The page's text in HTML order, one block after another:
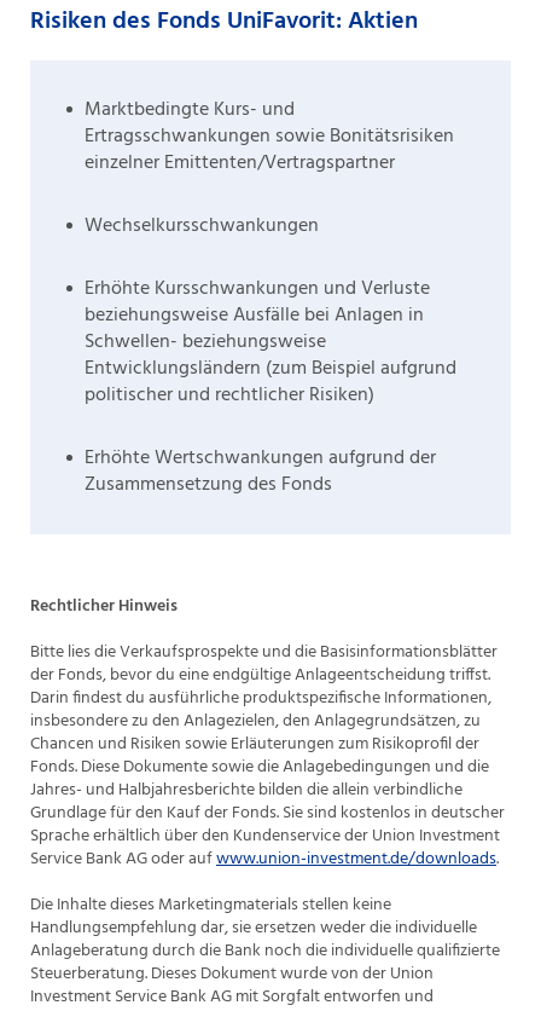
Risiken des Fonds UniFavorit: Aktien
Marktbedingte Kurs- und
Ertragsschwankungen sowie Bonitätsrisiken
einzelner Emittenten/Vertragspartner
Wechselkursschwankungen
Erhöhte Kursschwankungen und Verluste
beziehungsweise Ausfälle bei Anlagen in
Schwellen- beziehungsweise
Entwicklungsländern (zum Beispiel aufgrund
politischer und rechtlicher Risiken)
Erhöhte Wertschwankungen aufgrund der
Zusammensetzung des Fonds
Rechtlicher Hinweis
Bitte lies die Verkaufsprospekte und die Basisinformationsblätter
der Fonds, bevor du eine endgültige Anlageentscheidung triffst.
Darin findest du ausführliche produktspezifische Informationen,
insbesondere zu den Anlagezielen, den Anlagegrundsätzen, zu
Chancen und Risiken sowie Erläuterungen zum Risikoprofil der
Fonds. Diese Dokumente sowie die Anlagebedingungen und die
Jahres- und Halbjahresberichte bilden die allein verbindliche
Grundlage für den Kauf der Fonds. Sie sind kostenlos in deutscher
Sprache erhältlich über den Kundenservice der Union Investment
Service Bank AG oder aufwww.union-investment.de/downloads.
Die Inhalte dieses Marketingmaterials stellen keine
Handlungsempfehlung dar, sie ersetzen weder die individuelle
Anlageberatung durch die Bank noch die individuelle qualifizierte
Steuerberatung. Dieses Dokument wurde von der Union
Investment Service Bank AG mit Sorgfalt entworfen und